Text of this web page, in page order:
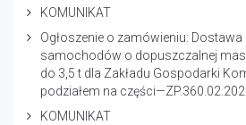
KOMUNIKAT
Ogłoszenie o zamówieniu:
samochodów o dopuszczalnej
do 3,5 t dla Zakładu Gospodarki
podziałem na
KOMUNIKAT